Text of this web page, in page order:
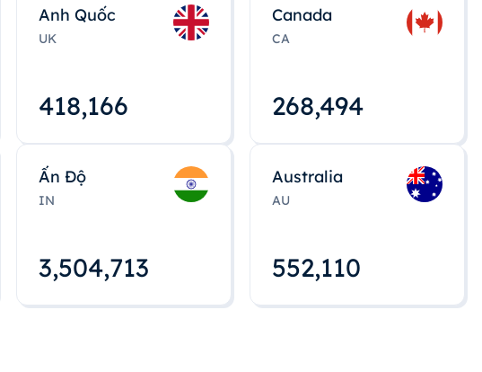
Anh Quốc
UK
418,167
Canada
CA
268,495
Ấn Độ
IN
3,504,715
Australia
AU
552,112